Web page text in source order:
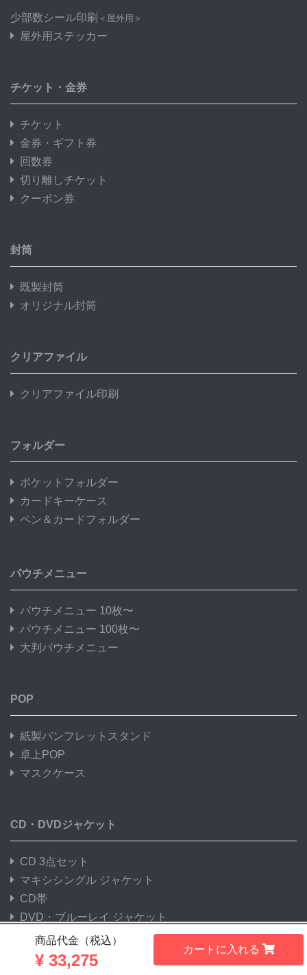
商品代金（税込）
¥ 33,275
カートに入れる
少部数シール印刷 ＜屋外用＞
屋外用ステッカー
チケット・金券
チケット
金券・ギフト券
回数券
切り離しチケット
クーポン券
封筒
既製封筒
オリジナル封筒
クリアファイル
クリアファイル印刷
フォルダー
ポケットフォルダー
カードキーケース
ペン＆カードフォルダー
パウチメニュー
パウチメニュー 10枚〜
パウチメニュー 100枚〜
大判パウチメニュー
POP
紙製パンフレットスタンド
卓上POP
マスクケース
CD・DVDジャケット
CD 3点セット
マキシシングル ジャケット
CD帯
DVD・ブルーレイ ジャケット
季節商品